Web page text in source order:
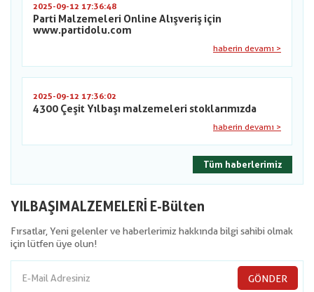
2025-09-12 17:36:48
Parti Malzemeleri Online Alışveriş için
www.partidolu.com
haberin devamı >
2025-09-12 17:36:02
4300 Çeşit Yılbaşı malzemeleri stoklarımızda
haberin devamı >
Tüm haberlerimiz
YILBAŞIMALZEMELERİ E-Bülten
Fırsatlar, Yeni gelenler ve haberlerimiz hakkında bilgi sahibi olmak
için lütfen üye olun!
GÖNDER